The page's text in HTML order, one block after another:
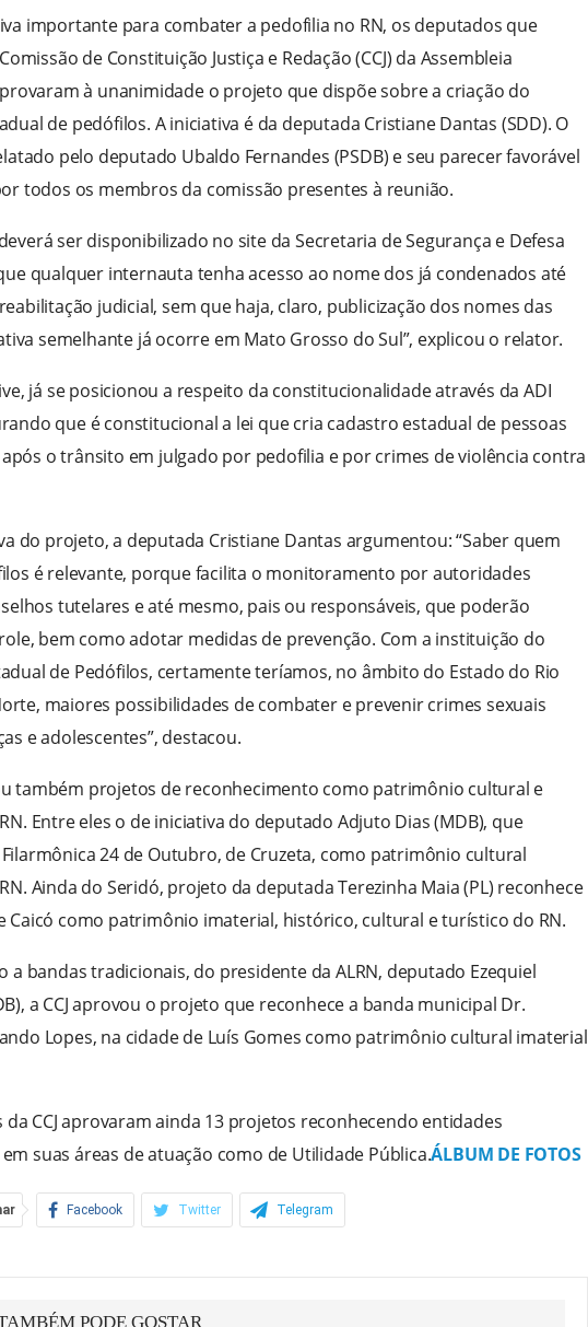
importante para combater a pedofilia no RN, os deputados que
de Constituição Justiça e Redação (CCJ) da Assembleia
à unanimidade o projeto que dispõe sobre a criação do
de pedófilos. A iniciativa é da deputada Cristiane Dantas (SDD). O
pelo deputado Ubaldo Fernandes (PSDB) e seu parecer favorável
todos os membros da comissão presentes à reunião.
ser disponibilizado no site da Secretaria de Segurança e Defesa
qualquer internauta tenha acesso ao nome dos já condenados até
judicial, sem que haja, claro, publicização dos nomes das
semelhante já ocorre em Mato Grosso do Sul”, explicou o relator.
já se posicionou a respeito da constitucionalidade através da ADI
que é constitucional a lei que cria cadastro estadual de pessoas
o trânsito em julgado por pedofilia e por crimes de violência contra
do projeto, a deputada Cristiane Dantas argumentou: “Saber quem
é relevante, porque facilita o monitoramento por autoridades
tutelares e até mesmo, pais ou responsáveis, que poderão
bem como adotar medidas de prevenção. Com a instituição do
de Pedófilos, certamente teríamos, no âmbito do Estado do Rio
maiores possibilidades de combater e prevenir crimes sexuais
e adolescentes”, destacou.
também projetos de reconhecimento como patrimônio cultural e
Entre eles o de iniciativa do deputado Adjuto Dias (MDB), que
24 de Outubro, de Cruzeta, como patrimônio cultural
Ainda do Seridó, projeto da deputada Terezinha Maia (PL) reconhece
Caicó como patrimônio imaterial, histórico, cultural e turístico do RN.
a bandas tradicionais, do presidente da ALRN, deputado Ezequiel
a CCJ aprovou o projeto que reconhece a banda municipal Dr.
Lopes, na cidade de Luís Gomes como patrimônio cultural imaterial
da CCJ aprovaram ainda 13 projetos reconhecendo entidades
suas áreas de atuação como de Utilidade Pública.ÁLBUM DE FOTOS
Facebook Twitter Telegram
PODE GOSTAR